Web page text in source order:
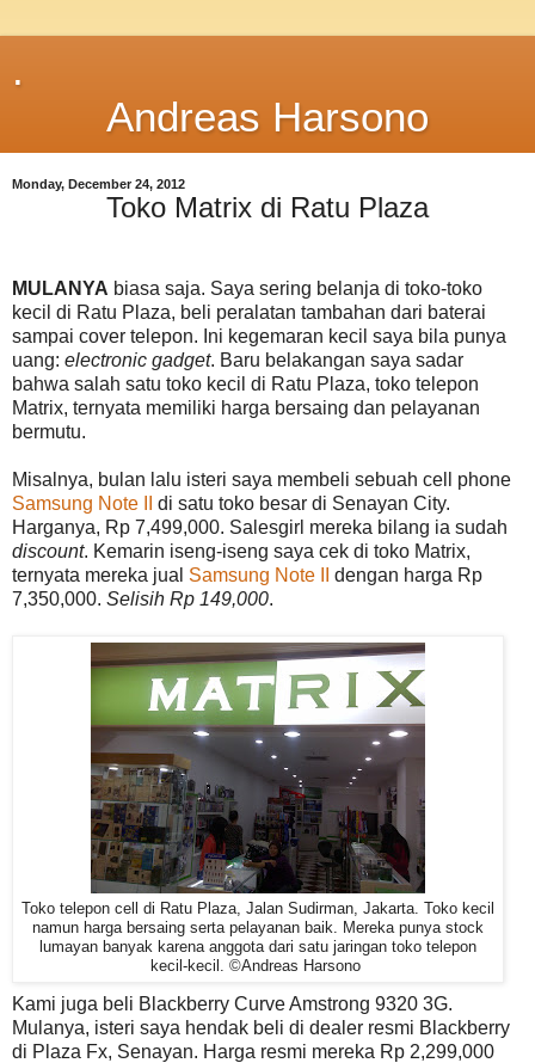
.
Andreas Harsono
Monday, December 24, 2012
Toko Matrix di Ratu Plaza
MULANYA biasa saja. Saya sering belanja di toko-toko
kecil di Ratu Plaza, beli peralatan tambahan dari baterai
sampai cover telepon. Ini kegemaran kecil saya bila punya
uang: electronic gadget. Baru belakangan saya sadar
bahwa salah satu toko kecil di Ratu Plaza, toko telepon
Matrix, ternyata memiliki harga bersaing dan pelayanan
bermutu.
Misalnya, bulan lalu isteri saya membeli sebuah cell phone
Samsung Note II
di satu toko besar di Senayan City.
Harganya, Rp 7,499,000. Salesgirl mereka bilang ia sudah
discount. Kemarin iseng-iseng saya cek di toko Matrix,
ternyata mereka jual Samsung Note II
dengan harga Rp
7,350,000. Selisih Rp 149,000.
Toko telepon cell di Ratu Plaza, Jalan Sudirman, Jakarta. Toko kecil
namun harga bersaing serta pelayanan baik. Mereka punya stock
lumayan banyak karena anggota dari satu jaringan toko telepon
kecil-kecil. ©Andreas Harsono
Kami juga beli Blackberry Curve Amstrong 9320 3G.
Mulanya, isteri saya hendak beli di dealer resmi Blackberry
di Plaza Fx, Senayan. Harga resmi mereka Rp 2,299,000